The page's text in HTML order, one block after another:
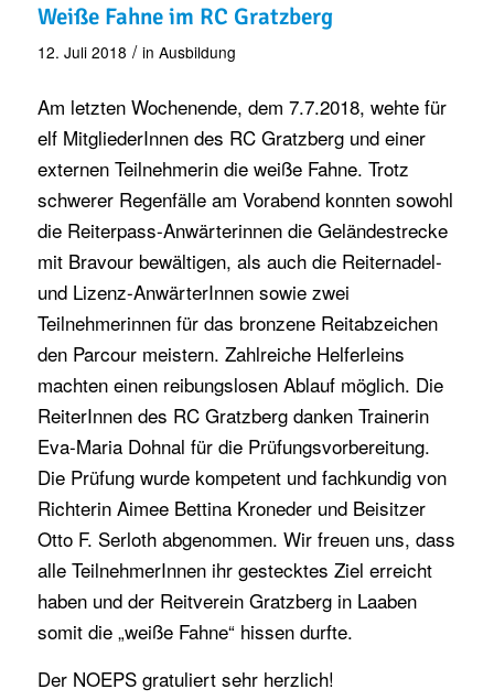
Weiße Fahne im RC Gratzberg
12. Juli 2018 / in Ausbildung
Am letzten Wochenende, dem 7.7.2018, wehte für
elf MitgliederInnen des RC Gratzberg und einer
externen Teilnehmerin die weiße Fahne. Trotz
schwerer Regenfälle am Vorabend konnten sowohl
die Reiterpass-Anwärterinnen die Geländestrecke
mit Bravour bewältigen, als auch die Reiternadel-
und Lizenz-AnwärterInnen sowie zwei
Teilnehmerinnen für das bronzene Reitabzeichen
den Parcour meistern. Zahlreiche Helferleins
machten einen reibungslosen Ablauf möglich. Die
ReiterInnen des RC Gratzberg danken Trainerin
Eva-Maria Dohnal für die Prüfungsvorbereitung.
Die Prüfung wurde kompetent und fachkundig von
Richterin Aimee Bettina Kroneder und Beisitzer
Otto F. Serloth abgenommen. Wir freuen uns, dass
alle TeilnehmerInnen ihr gestecktes Ziel erreicht
haben und der Reitverein Gratzberg in Laaben
somit die „weiße Fahne“ hissen durfte.
Der NOEPS gratuliert sehr herzlich!